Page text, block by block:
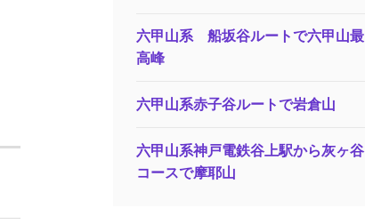
六甲山系 船坂谷ルートで六甲山最
高峰
六甲山系赤子谷ルートで岩倉山
六甲山系神戸電鉄谷上駅から灰ヶ谷
コースで摩耶山